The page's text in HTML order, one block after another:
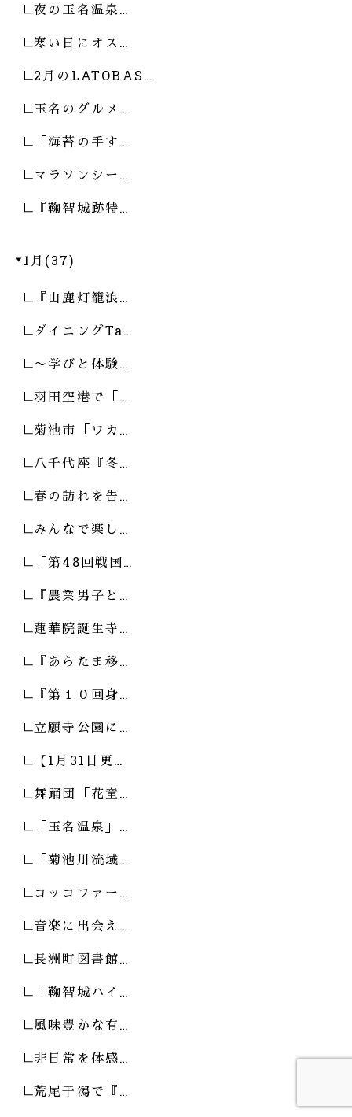
夜の玉名温泉…
寒い日にオス…
2月のLATOBAS…
玉名のグルメ…
「海苔の手す…
マラソンシー…
『鞠智城跡特…
1月(37)
『山鹿灯籠浪…
ダイニングTa…
〜学びと体験…
羽田空港で「…
菊池市「ワカ…
八千代座『冬…
春の訪れを告…
みんなで楽し…
「第48回戦国…
『農業男子と…
蓮華院誕生寺…
『あらたま移…
『第１０回身…
立願寺公園に…
【1月31日更…
舞踊団「花童…
「玉名温泉」…
「菊池川流域…
コッコファー…
音楽に出会え…
長洲町図書館…
「鞠智城ハイ…
風味豊かな有…
非日常を体感…
荒尾干潟で『…